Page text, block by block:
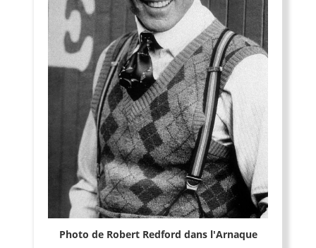
Photo de Robert Redford dans l'Arnaque